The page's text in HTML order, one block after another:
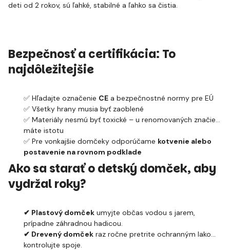
deti od 2 rokov, sú ľahké, stabilné a ľahko sa čistia.
Bezpečnosť a certifikácia: To
najdôležitejšie
✅ Hľadajte označenie CE a bezpečnostné normy pre EÚ
✅ Všetky hrany musia byť zaoblené
✅ Materiály nesmú byť toxické – u renomovaných značiek
máte istotu
✅ Pre vonkajšie domčeky odporúčame kotvenie alebo
postavenie na rovnom podklade
Ako sa starať o detský domček, aby
vydržal roky?
✔ Plastový domček umyjte občas vodou s jarem,
prípadne záhradnou hadicou.
✔ Drevený domček raz ročne pretrite ochranným lakom,
kontrolujte spoje.